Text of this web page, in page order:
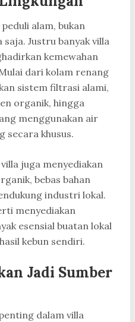
alam, bukan
Justru banyak villa
kemewahan
dari kolam renang
sistem filtrasi alami,
organik, hingga
menggunakan air
secara khusus.
juga menyediakan
bebas bahan
industri lokal.
menyediakan
esensial buatan lokal
kebun sendiri.
Jadi Sumber
dalam villa